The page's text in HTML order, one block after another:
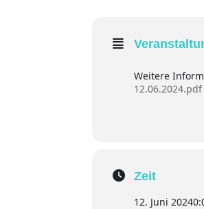
Weitere
12.06.2024.pdf
Zeit
12. Juni 2024